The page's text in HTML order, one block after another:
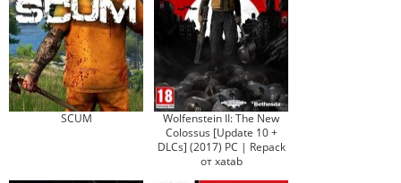
SCUM
Wolfenstein II: The New
Colossus [Update 10 +
DLCs] (2017) PC | Repack
от xatab